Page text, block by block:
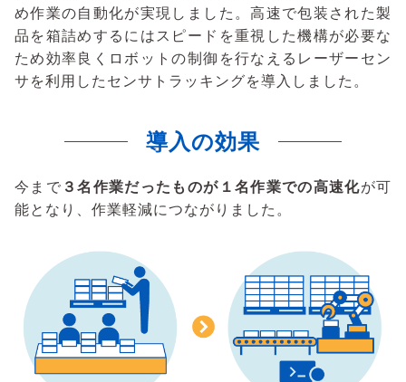
め作業の自動化が実現しました。高速で包装された製
品を箱詰めするにはスピードを重視した機構が必要な
ため効率良くロボットの制御を行なえるレーザーセン
サを利用したセンサトラッキングを導入しました。
導入の効果
今まで ３名作業だったものが１名作業での高速化が可
能となり、作業軽減につながりました。